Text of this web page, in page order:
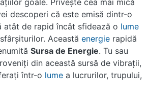
goale. Priveşte cea mai mică
descoperi că este emisă dintr-o
atât de rapid încât sfidează o lume
Această energie rapidă
Sursa de Energie. Tu sau
din această sursă de vibraţii,
într-o lume a lucrurilor, trupului,